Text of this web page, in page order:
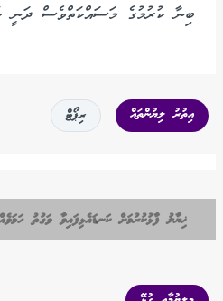
ބިނާ ކުރުމުގެ މަސައްކަތްވެސް ދަނީ
އިތުރު ލިޔުންތައް ރިޕޯޓް
ޚިޔާލު ފާޅުކުރުމަށް ކަނޑައެޅިފައިވާ ވަގުތު